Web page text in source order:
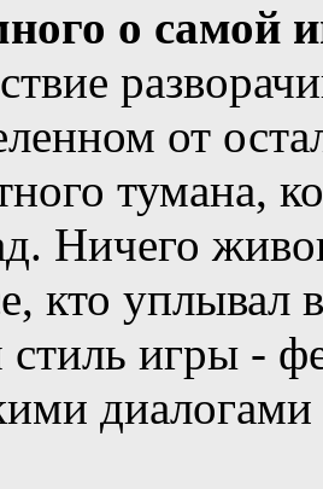
о самой
от
тумана,
Ничего
кто уплывал
игры -